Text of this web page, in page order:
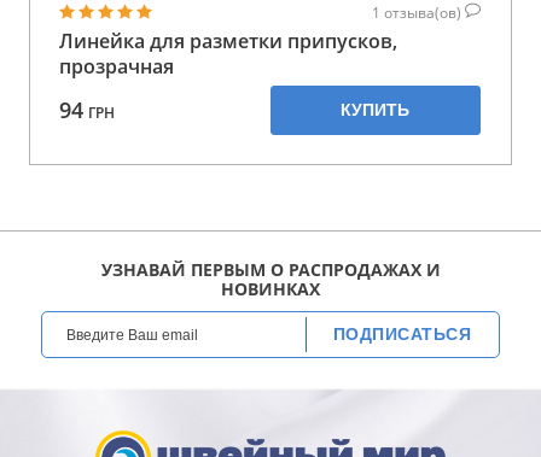
1 отзыва(ов)
Линейка для разметки припусков,
прозрачная
94 ГРН КУПИТЬ
УЗНАВАЙ ПЕРВЫМ О РАСПРОДАЖАХ И
НОВИНКАХ
ПОДПИСАТЬСЯ